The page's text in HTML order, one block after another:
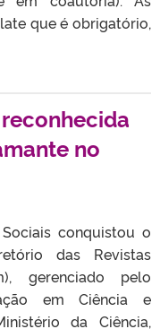
que é obrigatório,
no
conquistou o
das Revistas
gerenciado pelo
em Ciência e
da Ciência,